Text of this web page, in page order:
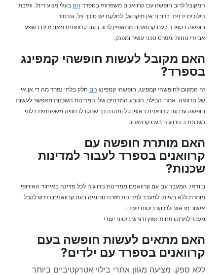
המקובל לרוב חופשה עם קרוואנים משפחתי בספרד הם בעלי מנוע דיזל, ותיבת
הילוכים ידנית. ברובם אין מיקרוגל, לחלקם יש סוכך צל, גנרטור
חופשה בספרד בעם קרוואנים מתאפיין לרוב בעם קרוואנים מאובזרים בשפע
אביזרי נוחות ומפרט טכני עשיר ומפנק.
האם מקובל לעשות חופשהי קמפינג
בספרד?
זה המקום לחופשהי קמפינג. חופשהי קמפינג הם חלק בלתי נפרד מה די.אן.איי
של נורווגיה. אתרי הבילוי, הטבע המדהים של והמדינות השכנות מאפשר לעשות
חופשה עם עם קרוואנים באופן קל ומהנה כך שתקבלו חוויה משפחתית בלתי
נשכחת ב נורווגיה בעם קרוואנים
האם מותרת חופשה עם
קרוואנים בספרד לעבור למדינות
שכנות?
בוודאי, המעבר עם עם קרוואנים ממדינות נורווגיה לכל מדינה באיחוד האירופי
מותרת ללא בעיות. למעבר למדינות מזרח נורווגיה בעם קרוואנים,נדרש לקבל
אישור מראש ולרכוש ביטוח ייעודי.
מעבר למרוקו פחות נפוץ ודורש ביטוח יעודי
האם מתאים לעשות חופשה בעם
קרוואנים בספרד עם ילדים?
ללא ספק. מציעה מגוון אתרי בילוי אטרקטיביים ביותר